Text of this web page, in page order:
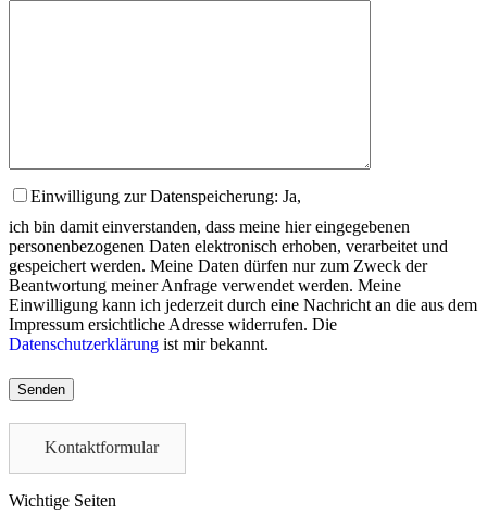
Einwilligung zur Datenspeicherung: Ja,
ich bin damit einverstanden, dass meine hier eingegebenen
personenbezogenen Daten elektronisch erhoben, verarbeitet und
gespeichert werden. Meine Daten dürfen nur zum Zweck der
Beantwortung meiner Anfrage verwendet werden. Meine
Einwilligung kann ich jederzeit durch eine Nachricht an die aus dem
Impressum ersichtliche Adresse widerrufen. Die
Datenschutzerklärung ist mir bekannt.
Please
leave
empty.Kontaktformular
Wichtige Seiten